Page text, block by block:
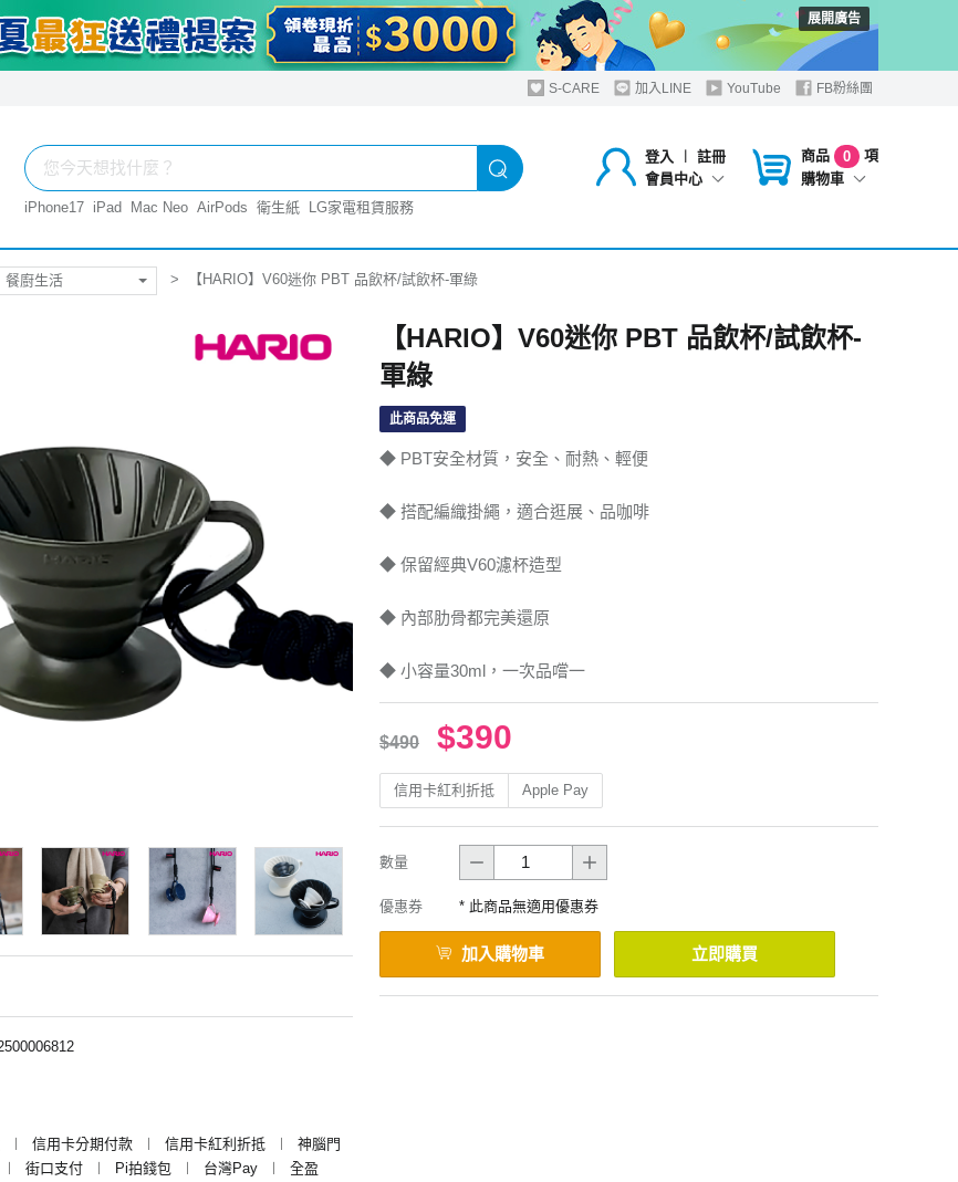
展開廣告
S-CARE 加入LINE YouTube FB粉絲團
登入 ︱
註冊
會員中心
商品 0
項
購物車
iPhone17 iPad Mac Neo AirPods 衛生紙 LG家電租賃服務
餐廚生活 【HARIO】V60迷你 PBT 品飲杯/試飲杯-軍綠
︱ 信用卡分期付款 ︱ 信用卡紅利折抵 ︱
神腦門
︱ 街口支付 ︱ Pi拍錢包 ︱ 台灣Pay ︱
全盈
【HARIO】V60迷你 PBT 品飲杯/試飲杯-
軍綠
此商品免運
◆ PBT安全材質，安全、耐熱、輕便
◆ 搭配編織掛繩，適合逛展、品咖啡
◆ 保留經典V60濾杯造型
◆ 內部肋骨都完美還原
◆ 小容量30ml，一次品嚐一
$490 $390
信用卡紅利折抵 Apple Pay
數量
優惠券 * 此商品無適用優惠券
加入購物車 立即購買